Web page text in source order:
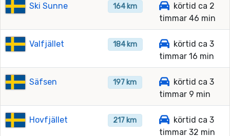
Ski Sunne 164 km
körtid ca 2
timmar 46 min
Valfjället 184 km
körtid ca 3
timmar 16 min
Säfsen 197 km
körtid ca 3
timmar 9 min
Hovfjället 217 km
körtid ca 3
timmar 32 min